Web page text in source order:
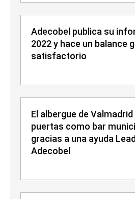
Adecobel publica su
2022 y hace un balance
satisfactorio
El albergue de
puertas como bar
gracias a una ayuda
Adecobel